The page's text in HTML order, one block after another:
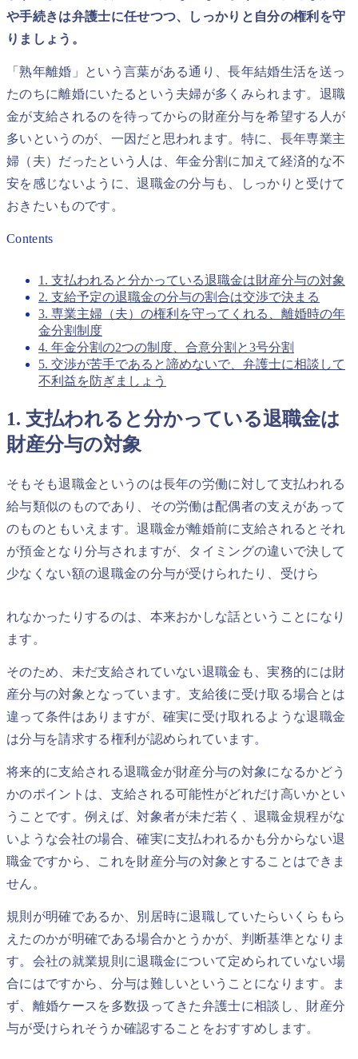
や手続きは弁護士に任せつつ、しっかりと自分の権利を守
りましょう。
「熟年離婚」という言葉がある通り、長年結婚生活を送っ
たのちに離婚にいたるという夫婦が多くみられます。退職
金が支給されるのを待ってからの財産分与を希望する人が
多いというのが、一因だと思われます。特に、長年専業主
婦（夫）だったという人は、年金分割に加えて経済的な不
安を感じないように、退職金の分与も、しっかりと受けて
おきたいものです。
Contents
1. 支払われると分かっている退職金は財産分与の対象
2. 支給予定の退職金の分与の割合は交渉で決まる
3. 専業主婦（夫）の権利を守ってくれる、離婚時の年
金分割制度
4. 年金分割の2つの制度、合意分割と3号分割
5. 交渉が苦手であると諦めないで、弁護士に相談して
不利益を防ぎましょう
1. 支払われると分かっている退職金は
財産分与の対象
そもそも退職金というのは長年の労働に対して支払われる
給与類似のものであり、その労働は配偶者の支えがあって
のものともいえます。退職金が離婚前に支給されるとそれ
が預金となり分与されますが、タイミングの違いで決して
少なくない額の退職金の分与が受けられたり、受けら
れなかったりするのは、本来おかしな話ということになり
ます。
そのため、未だ支給されていない退職金も、実務的には財
産分与の対象となっています。支給後に受け取る場合とは
違って条件はありますが、確実に受け取れるような退職金
は分与を請求する権利が認められています。
将来的に支給される退職金が財産分与の対象になるかどう
かのポイントは、支給される可能性がどれだけ高いかとい
うことです。例えば、対象者が未だ若く、退職金規程がな
いような会社の場合、確実に支払われるかも分からない退
職金ですから、これを財産分与の対象とすることはできま
せん。
規則が明確であるか、別居時に退職していたらいくらもら
えたのかが明確である場合かとうかが、判断基準となりま
す。会社の就業規則に退職金について定められていない場
合にはですから、分与は難しいということになります。ま
ず、離婚ケースを多数扱ってきた弁護士に相談し、財産分
与が受けられそうか確認することをおすすめします。